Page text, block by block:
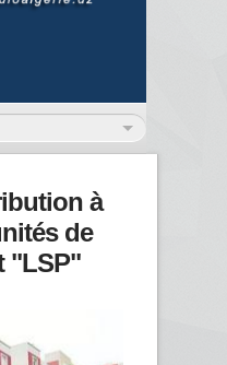
à
de
"LSP"